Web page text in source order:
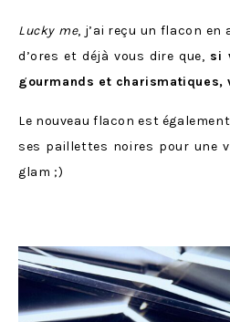
Lucky me, j’ai reçu un flacon en
d’ores et déjà vous dire que, si
gourmands et charismatiques,
Le nouveau flacon est
ses paillettes noires pour une
glam ;)